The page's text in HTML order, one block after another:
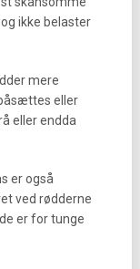
ikke belaster
mere
eller
eller endda
er også
ved rødderne
er for tunge